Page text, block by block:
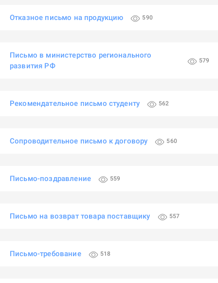
Отказное письмо на продукцию 590
Письмо в министерство регионального
развития РФ
579
Рекомендательное письмо студенту 562
Сопроводительное письмо к договору 560
Письмо-поздравление 559
Письмо на возврат товара поставщику 557
Письмо-требование 518